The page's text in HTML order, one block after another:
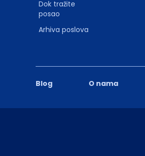
Blog O nama
Dok tražite
posao
Arhiva poslova